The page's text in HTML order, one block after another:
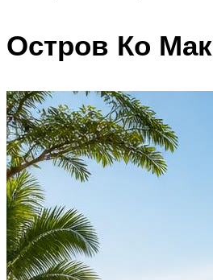
Остров Ко Мак